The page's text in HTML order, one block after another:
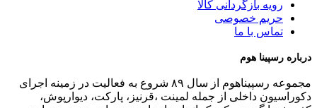
رویه بازگردانی کالا
حریم خصوصی
تماس با ما
درباره رسپینا هوم
مجموعه رسپیناهوم از سال ۸۹ شروع به فعالیت در زمینه اجرای
دکوراسیون داخلی از جمله لمینت ،قرنیز، پارکت، دیوارپوش،